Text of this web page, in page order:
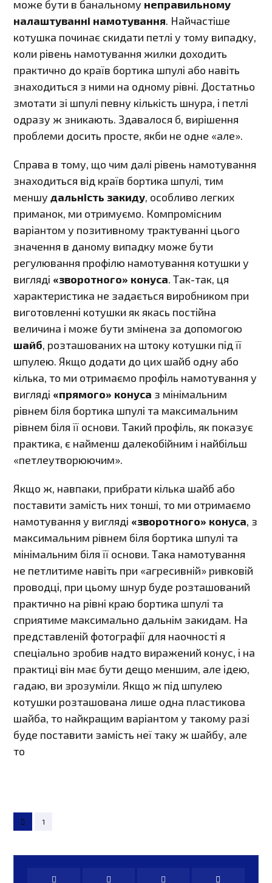
може бути в банальному неправильному
налаштуванні намотування. Найчастіше
котушка починає скидати петлі у тому випадку,
коли рівень намотування жилки доходить
практично до країв бортика шпулі або навіть
знаходиться з ними на одному рівні. Достатньо
змотати зі шпулі певну кількість шнура, і петлі
одразу ж зникають. Здавалося б, вирішення
проблеми досить просте, якби не одне «але».
Справа в тому, що чим далі рівень намотування
знаходиться від країв бортика шпулі, тим
меншудальність закиду, особливо легких
приманок, ми отримуємо. Компромісним
варіантом у позитивному трактуванні цього
значення в даному випадку може бути
регулювання профілю намотування котушки у
вигляді «зворотного» конуса. Так-так, ця
характеристика не задається виробником при
виготовленні котушки як якась постійна
величина і може бути змінена за допомогою
шайб, розташованих на штоку котушки під її
шпулею. Якщо додати до цих шайб одну або
кілька, то ми отримаємо профіль намотування у
вигляді «прямого» конуса з мінімальним
рівнем біля бортика шпулі та максимальним
рівнем біля її основи. Такий профіль, як показує
практика, є найменш далекобійним і найбільш
«петлеутворюючим».
Якщо ж, навпаки, прибрати кілька шайб або
поставити замість них тонші, то ми отримаємо
намотування у вигляді «зворотного» конуса, з
максимальним рівнем біля бортика шпулі та
мінімальним біля її основи. Така намотування
не петлитиме навіть при «агресивній» ривковій
проводці, при цьому шнур буде розташований
практично на рівні краю бортика шпулі та
сприятиме максимально дальнім закидам. На
представленій фотографії для наочності я
спеціально зробив надто виражений конус, і на
практиці він має бути дещо меншим, але ідею,
гадаю, ви зрозуміли. Якщо ж під шпулею
котушки розташована лише одна пластикова
шайба, то найкращим варіантом у такому разі
буде поставити замість неї таку ж шайбу, але
то
1